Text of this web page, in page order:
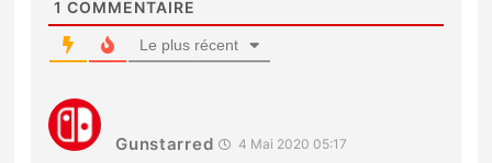
1 COMMENTAIRE
Le plus récent
Gunstarred 4 Mai 2020 05:17